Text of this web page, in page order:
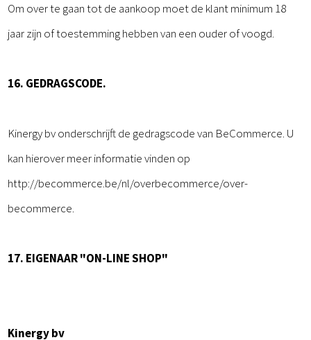
Om over te gaan tot de aankoop moet de klant minimum 18
jaar zijn of toestemming hebben van een ouder of voogd.
16. GEDRAGSCODE.
Kinergy bv onderschrijft de gedragscode van BeCommerce. U
kan hierover meer informatie vinden op
http://becommerce.be/nl/overbecommerce/over-
becommerce.
17. EIGENAAR "ON-LINE SHOP"
Kinergy bv